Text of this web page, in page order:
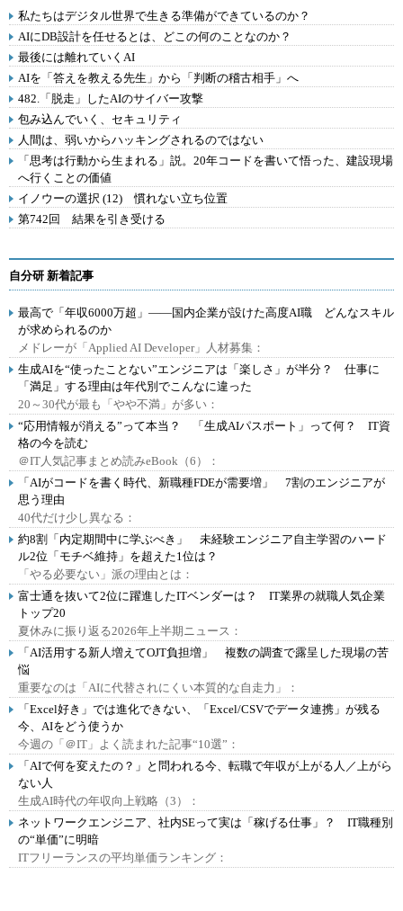
私たちはデジタル世界で生きる準備ができているのか？
AIにDB設計を任せるとは、どこの何のことなのか？
最後には離れていくAI
AIを「答えを教える先生」から「判断の稽古相手」へ
482.「脱走」したAIのサイバー攻撃
包み込んでいく、セキュリティ
人間は、弱いからハッキングされるのではない
「思考は行動から生まれる」説。20年コードを書いて悟った、建設現場
へ行くことの価値
イノウーの選択 (12) 慣れない立ち位置
第742回 結果を引き受ける
自分研 新着記事
最高で「年収6000万超」――国内企業が設けた高度AI職 どんなスキル
が求められるのか
メドレーが「Applied AI Developer」人材募集：
生成AIを“使ったことない”エンジニアは「楽しさ」が半分？ 仕事に
「満足」する理由は年代別でこんなに違った
20～30代が最も「やや不満」が多い：
“応用情報が消える”って本当？ 「生成AIパスポート」って何？ IT資
格の今を読む
＠IT人気記事まとめ読みeBook（6）：
「AIがコードを書く時代、新職種FDEが需要増」 7割のエンジニアが
思う理由
40代だけ少し異なる：
約8割「内定期間中に学ぶべき」 未経験エンジニア自主学習のハード
ル2位「モチベ維持」を超えた1位は？
「やる必要ない」派の理由とは：
富士通を抜いて2位に躍進したITベンダーは？ IT業界の就職人気企業
トップ20
夏休みに振り返る2026年上半期ニュース：
「AI活用する新人増えてOJT負担増」 複数の調査で露呈した現場の苦
悩
重要なのは「AIに代替されにくい本質的な自走力」：
「Excel好き」では進化できない、「Excel/CSVでデータ連携」が残る
今、AIをどう使うか
今週の「＠IT」よく読まれた記事“10選”：
「AIで何を変えたの？」と問われる今、転職で年収が上がる人／上がら
ない人
生成AI時代の年収向上戦略（3）：
ネットワークエンジニア、社内SEって実は「稼げる仕事」？ IT職種別
の“単価”に明暗
ITフリーランスの平均単価ランキング：